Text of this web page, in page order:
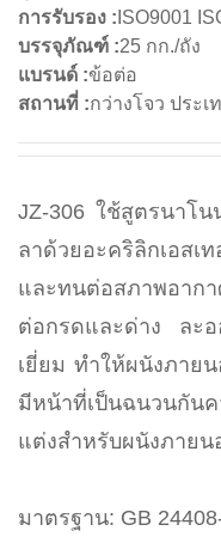
การรับรอง : ISO9001
บรรจุภัณฑ์ :25 กก./ถัง
แบรนด์ :ข้อต่อ
สถานที่ :กว่างโจว ประเ
JZ-306 ใช้สูตรนาโ
ลาด้วยอะคริลิกเอส
และทนต่อสภาพอาก
ต่อกรดและด่าง ละ
เยี่ยม ทําให้ผนังภาย
มีหน้าที่เป็นฉนวนกัน
แต่งสําหรับผนังภาย
มาตรฐาน: GB